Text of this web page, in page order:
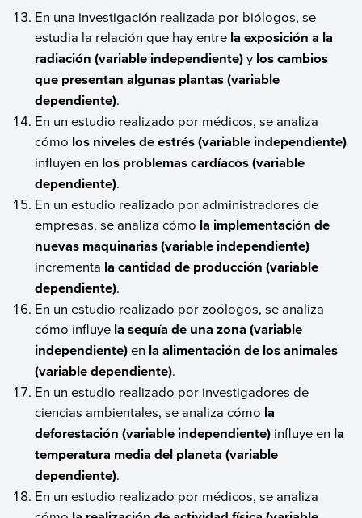
En una investigación realizada por biólogos, se
estudia la relación que hay entre la exposición a la
radiación (variable independiente)y los cambios
que presentan algunas plantas (variable
dependiente).
En un estudio realizado por médicos, se analiza
cómo los niveles de estrés (variable independiente)
influyen en los problemas cardíacos (variable
dependiente).
En un estudio realizado por administradores de
empresas, se analiza cómo la implementación de
nuevas maquinarias (variable independiente)
incrementa la cantidad de producción (variable
dependiente).
En un estudio realizado por zoólogos, se analiza
cómo influye la sequía de una zona (variable
independiente)en la alimentación de los animales
(variable dependiente).
En un estudio realizado por investigadores de
ciencias ambientales, se analiza cómo la
deforestación (variable independiente) influye en la
temperatura media del planeta (variable
dependiente).
En un estudio realizado por médicos, se analiza